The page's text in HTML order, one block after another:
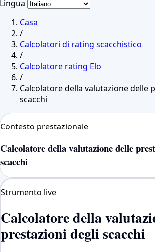
Lingua
Casa
/
Calcolatori di rating scacchistico
/
Calcolatore rating Elo
/
Calcolatore della valutazione delle
scacchi
Contesto prestazionale
Calcolatore della valutazione delle
scacchi
Strumento live
Calcolatore della
prestazioni degli scacchi